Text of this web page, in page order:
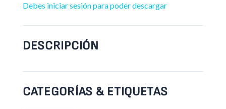
Debes iniciar sesión para poder descargar
DESCRIPCIÓN
CATEGORÍAS & ETIQUETAS